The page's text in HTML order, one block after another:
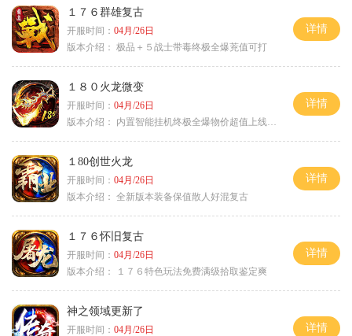
１７６群雄复古
开服时间： 04月/26日
版本介绍： 极品＋５战士带毒终极全爆茺值可打
详情
１８０火龙微变
开服时间： 04月/26日
版本介绍：
内置智能挂机终极全爆物价超值上线送神器
详情
１80创世火龙
开服时间： 04月/26日
版本介绍： 全新版本装备保值散人好混复古
详情
１７６怀旧复古
开服时间： 04月/26日
版本介绍：
１７６特色玩法免费满级拾取鉴定爽
详情
神之领域更新了
开服时间： 04月/26日
详情